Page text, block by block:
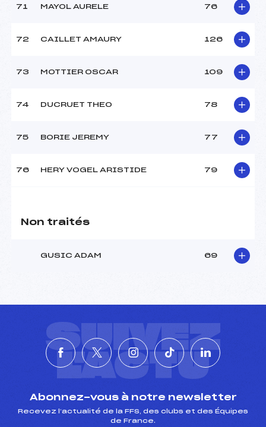
71 MAYOL AURELE 76
72 CAILLET AMAURY 126
73 MOTTIER OSCAR 109
74 DUCRUET THEO 78
75 BORIE JEREMY 77
76 HERY VOGEL ARISTIDE 79
Non traités
GUSIC ADAM 69
SUIVEZ
L'ACTU
Abonnez-vous à notre newsletter
Recevez l’actualité de la FFS, des clubs et des Équipes
de France.